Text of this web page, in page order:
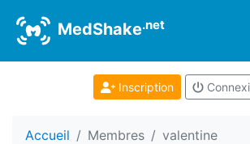
MedShake.net
Inscription
Accueil Membres valentine